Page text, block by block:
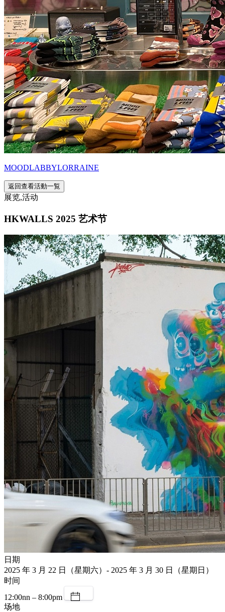
MOODLABBYLORRAINE
返回查看活動一覧
展览,活动
HKWALLS 2025 艺术节
日期
2025 年 3 月 22 日（星期六）- 2025 年 3 月 30 日（星期日）
时间
12:00nn – 8:00pm
场地